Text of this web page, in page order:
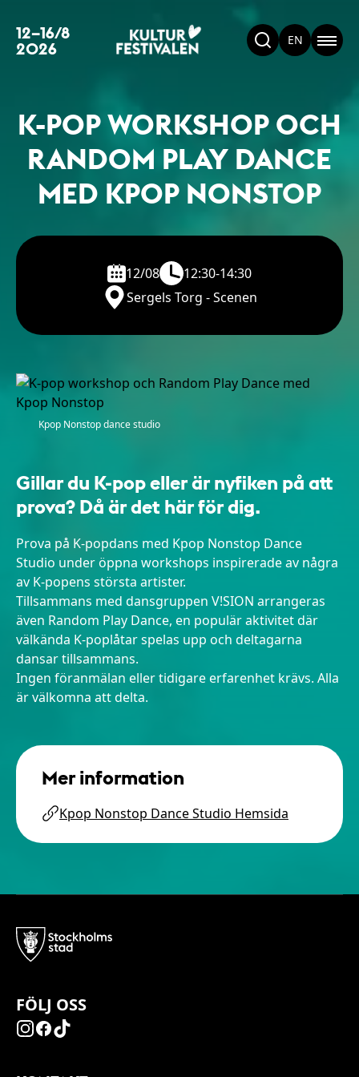
12–16/8
2026 EN
K-POP WORKSHOP OCH
RANDOM PLAY DANCE
MED KPOP NONSTOP
12/08
12:30-14:30
Sergels Torg - Scenen
Kpop Nonstop dance studio
Gillar du K-pop eller är nyfiken på att
prova? Då är det här för dig.
Prova på K-popdans med Kpop Nonstop Dance
Studio under öppna workshops inspirerade av några
av K-popens största artister.
Tillsammans med dansgruppen V!SION arrangeras
även Random Play Dance, en populär aktivitet där
välkända K-poplåtar spelas upp och deltagarna
dansar tillsammans.
Ingen föranmälan eller tidigare erfarenhet krävs. Alla
är välkomna att delta.
Mer information
Kpop Nonstop Dance Studio Hemsida
FÖLJ OSS